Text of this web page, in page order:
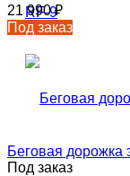
21 990₽
Под заказ
Беговая дорожка
Под заказ